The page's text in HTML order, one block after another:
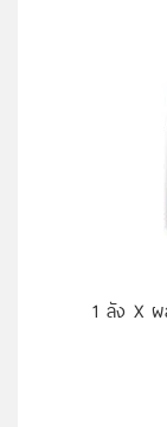
1 ลัง X